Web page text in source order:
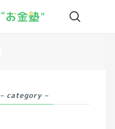
– category –